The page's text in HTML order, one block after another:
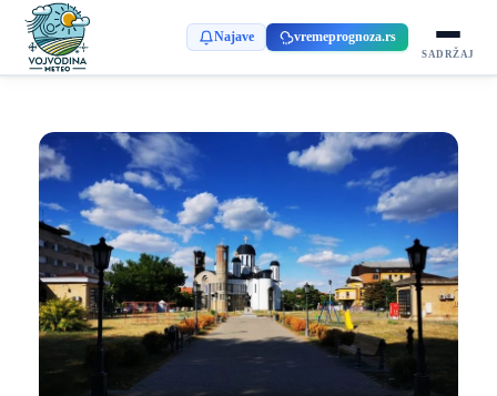
Najave vremeprognoza.rs
SADRŽAJ